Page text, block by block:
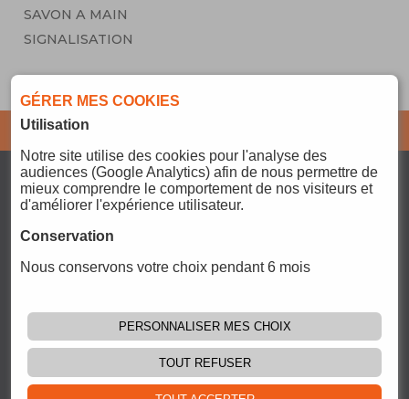
SAVON A MAIN
SIGNALISATION
CONTACT@PCOMPARTS.FR
REJOIGNEZ-NOUS
:
SERVICES
GESTION
CGV
CONTACT
GÉRER MES COOKIES
Utilisation
Notre site utilise des cookies pour l'analyse des
audiences (Google Analytics) afin de nous permettre de
mieux comprendre le comportement de nos visiteurs et
d'améliorer l'expérience utilisateur.
Conservation
Nous conservons votre choix pendant 6 mois
PERSONNALISER MES CHOIX
TOUT REFUSER